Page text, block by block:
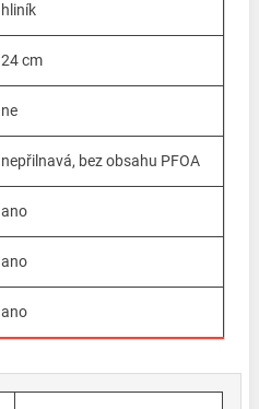
hliník
24 cm
ne
nepřilnavá, bez obsahu PFOA
ano
ano
ano